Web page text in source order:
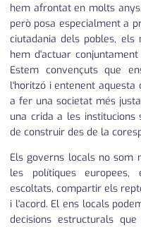
hem afrontat en molts
però posa especialment a
ciutadania dels pobles, els
hem d'actuar
Estem convençuts que
l'horitzó i entenent
a fer una societat més
una crida a les institucions
de construir des de la
Els governs locals no som
les polítiques
escoltats, compartir els
i l'acord. El ens locals
decisions estructurals